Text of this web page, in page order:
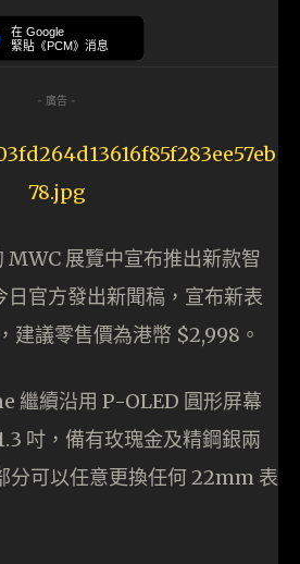
在 Google
緊貼《PCM》消息
- 廣告 -
MWC 展覽中宣布推出新款智
官方發出新聞稿，宣布新表
建議零售價為港幣 $2,998。
繼續沿用 P-OLED 圓形屏幕
吋，備有玫瑰金及精鋼銀兩
分可以任意更換任何 22mm 表